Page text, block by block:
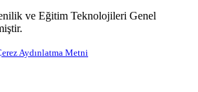
ve Eğitim Teknolojileri Genel
Aydınlatma Metni